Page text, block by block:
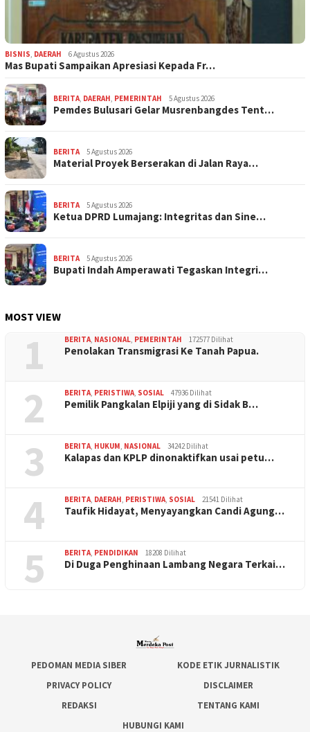
BISNIS, DAERAH 6 Agustus 2026
Mas Bupati Sampaikan Apresiasi Kepada Fr…
BERITA, DAERAH, PEMERINTAH 5 Agustus 2026
Pemdes Bulusari Gelar Musrenbangdes Tent…
BERITA 5 Agustus 2026
Material Proyek Berserakan di Jalan Raya…
BERITA 5 Agustus 2026
Ketua DPRD Lumajang: Integritas dan Sine…
BERITA 5 Agustus 2026
Bupati Indah Amperawati Tegaskan Integri…
MOST VIEW
1 BERITA, NASIONAL, PEMERINTAH 172577 Dilihat
Penolakan Transmigrasi Ke Tanah Papua.
2 BERITA, PERISTIWA, SOSIAL 47936 Dilihat
Pemilik Pangkalan Elpiji yang di Sidak B…
3 BERITA, HUKUM, NASIONAL 34242 Dilihat
Kalapas dan KPLP dinonaktifkan usai petu…
4 BERITA, DAERAH, PERISTIWA, SOSIAL 21541 Dilihat
Taufik Hidayat, Menyayangkan Candi Agung…
5 BERITA, PENDIDIKAN 18208 Dilihat
Di Duga Penghinaan Lambang Negara Terkai…
PEDOMAN MEDIA SIBER
KODE ETIK JURNALISTIK
PRIVACY POLICY
DISCLAIMER
REDAKSI
TENTANG KAMI
HUBUNGI KAMI